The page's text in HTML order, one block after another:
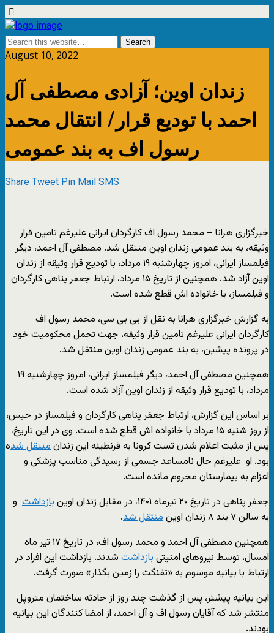
August 10, 2022
زندان اوین؛ آزادی مصطفی آل
احمد با تودیع قرار/ انتقال محمد
رسول اف به بند عمومی
ShareTweetPinMailSMS
خبرگزاری هرانا – محمد رسول اف کارگردان ایرانی علیرغم تامین قرار
وثیقه، به بند عمومی زندان اوین منتقل شد. مصطفی آل احمد، دیگر
فیلمساز ایرانی، امروز چهارشنبه ۱۹ مرداد، با تودیع قرار وثیقه از زندان
اوین آزاد شد. همچنین از تاریخ ۱۵ مرداد، ارتباط جعفر پناهی کارگردان
و فیلمساز، با خانواده اش قطع شده است.
به گزارش خبرگزاری هرانا به نقل از بی بی سی، محمد رسول اف
کارگردان ایرانی علیرغم تامین قرار وثیقه، جهت تحمل محکومیت خود
در پرونده پیشین، به بند عمومی زندان اوین منتقل شد.
همچنین مصطفی آل احمد، دیگر فیلمساز ایرانی، امروز چهارشنبه ۱۹
مرداد، با تودیع قرار وثیقه از زندان اوین آزاد شده است.
بر اساس این گزارش، ارتباط جعفر پناهی کارگردان و فیلمساز در حبس،
از روز شنبه ۱۵ مرداد با خانواده اش قطع شده است. وی در این تاریخ،
پس از مثبت اعلام شدن تست کرونا به قرنطینه این زندانمنتقل شده
بود. او علیرغم حال نامساعد جسمی از رسیدگی مناسب پزشکی و
اعزام به بیمارستان محروم مانده است.
جعفر پناهی در تاریخ ۲۰ تیرماه ۱۴۰۱، در مقابل زندان اوین
بازداشت و
به سالن ۷ بند ۸ زندان اوین
منتقل شد.
همچنین مصطفی آل احمد و محمد رسول اف، در تاریخ ۱۷ تیر ماه
امسال، توسط نیروهای امنیتیبازداشت شدند. بازداشت این افراد در
ارتباط با بیانیه موسوم به «تفنگت را زمین بگذار» صورت گرفت.
این بیانیه پیشتر، پس از گذشت چند روز از حادثه ساختمان متروپل
منتشر شد که آقایان رسول اف و آل احمد، از امضا کنندگان این بیانیه
بودند.